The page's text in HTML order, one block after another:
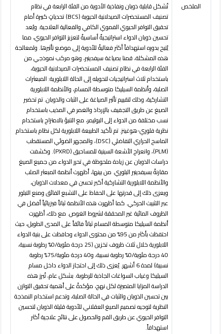
الملخص
تُشكل قابلية ذوبان ونفاذية الأدوية من الفئة الرابعة في نظام
تصنيف المستحضرات الصيدلانية الحيوية (BCS) تحدياتٍ كبيرة أمام
تحقيق التوافر الحيوي الفموي الكافي والفعالية العلاجية. ويُعد
تحسين ذوبان الدواء استراتيجيةً أساسيةً لتعزيز التوافر الحيوي، مما
يُتيح بدوره استهدافاً أكثر فعاليةً للأدوية إلى موضع تأثيرها. ولمعالجة
هذه المشكلة، قمنا بصياغة سيفدينير، وهو مركب نموذجي من
الفئة الرابعة في نظام تصنيف المستحضرات الصيدلانية الحيوية،
باستخدام ثلاث استراتيجيات لتحويله إلى الحالة اللابلورية: المبعثرات
الصلبة، وأنظمة السيليكا متوسطة المسام، والأنظمة اللابلورية
التشاركية، وذلك لتقييم تأثير الصياغة على الثبات والذوبان. تم تحضير
الصيغ عن طريق التجفيف بالإرذاذ والغمر في المذيب باستخدام
نسب مختلفة من الدواء إلى البوليمر، مع التنبؤ بالامتزاج باستخدام
نظرية فلوري-هوغينز. تم تأكيد الطبيعة اللابلورية لكل نظام باستخدام
الماسح الحراري التفاضلي (DSC)، والمجهر الضوئي المستقطب
(
PLM)، وانعراج الأشعة السينية للمساحيق (PXRD). وكشفت
دراسات الذوبان عن زيادة ملحوظة في تحرر الدواء من جميع الصيغ
مقارنةً بسيفدينير البلوري. من بينها، أظهرت أنظمة المبعثر الصلب
والأنظمة اللابلورية التشاركية أكبر تحسن في معدلات الذوبان،
ويعزى ذلك إلى قدرتها على الحفاظ على التشبع الفائق ومنع التبلور
عبر التثبيت الحركي. كما أظهرت هذه الأنظمة ثباتاً فيزيائياً أفضل في
الظروف المائية غير المحققة لشروط الغوص. مع ذلك، أظهرت
أنظمة السيليكا متوسطة المسام ثباتاً فائقاً على المدى الطويل، حيث
احتفظت بأكثر من 95% من محتوى الدواء وحافظت على بنية الدواء
اللابلورية خلال ثلاث ظروف تخزين (25 درجة مئوية/0% رطوبة نسبية،
40 درجة مئوية/0% رطوبة نسبية، و40 درجة مئوية/75% رطوبة
نسبية) لمدة 6 أشهر. يُعزى ذلك إلى احتجاز الدواء داخل مسام
السيليكا وغياب السواغات الجاذبة للرطوبة. بشكل عام، تُبرز هذه
الدراسة المزايا المتميزة لكل نهج، مؤكدةً على أهمية تحقيق التوازن
بين تحسين الذوبان والثبات في الحالة الصلبة، وتدعم استخدام النمذجة
النظرية لتوجيه تصميم الصيغ العقلاني للأدوية قليلة الذوبان لتحسين
التوافر الحيوي عن طريق الفم والحصول على نتائج علاجية أكثر
استهدافاً.